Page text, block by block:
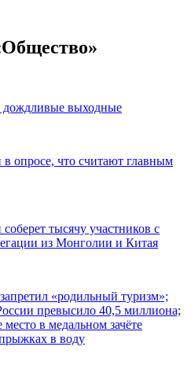
выходные
опросе, что считают главным
тысячу участников с
из Монголии и Китая
«родильный туризм»;
превысило 40,5 миллиона;
место в медальном зачёте
в воду